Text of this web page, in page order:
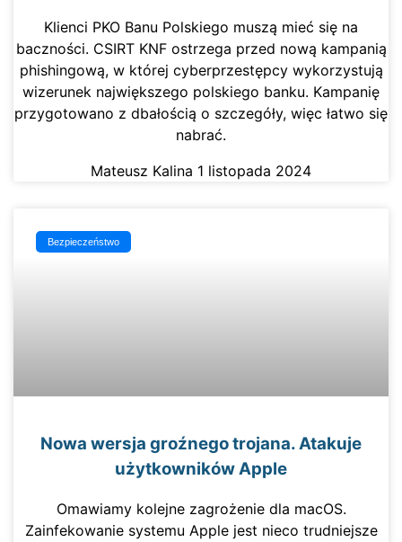
Klienci PKO Banu Polskiego muszą mieć się na
baczności. CSIRT KNF ostrzega przed nową kampanią
phishingową, w której cyberprzestępcy wykorzystują
wizerunek największego polskiego banku. Kampanię
przygotowano z dbałością o szczegóły, więc łatwo się
nabrać.
Mateusz Kalina 1 listopada 2024
Bezpieczeństwo
Nowa wersja groźnego trojana. Atakuje
użytkowników Apple
Omawiamy kolejne zagrożenie dla macOS.
Zainfekowanie systemu Apple jest nieco trudniejsze